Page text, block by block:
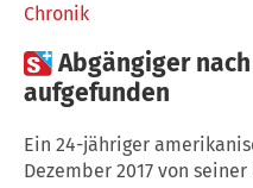
Chronik
Abgängiger
aufgefunden
Ein 24-jähriger
Dezember 2017 von